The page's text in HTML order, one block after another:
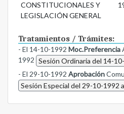
CONSTITUCIONALES Y
LEGISLACIÓN GENERAL
Tratamientos / Trámites:
- El 14-10-1992 Moc.Preferencia
1992 Sesión Ordinaria del 14-
- El 29-10-1992 Aprobación
Sesión Especial del 29-10-1992